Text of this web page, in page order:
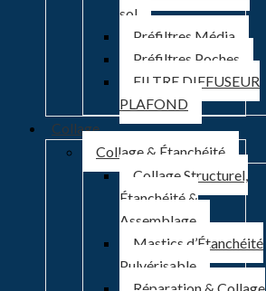
sol
Préfiltres Média
Préfiltres Poches
FILTRE DIFFUSEUR
PLAFOND
Collage
Collage & Étanchéité
Collage Structurel,
Étanchéité &
Assemblage
Mastics d’Étanchéité
Pulvérisable